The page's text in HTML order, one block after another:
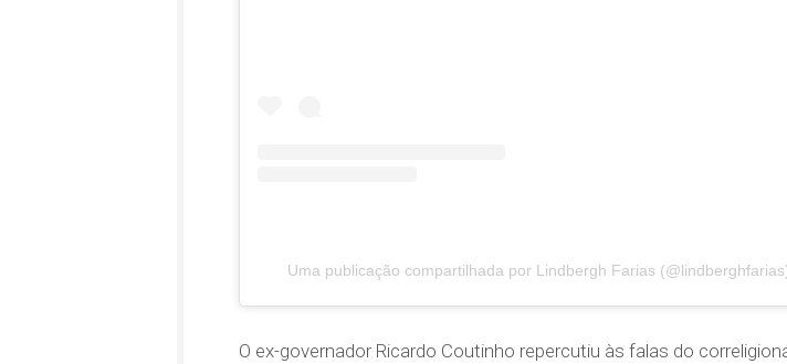
Uma publicação compartilhada por Lindbergh Farias
O ex-governador Ricardo Coutinho repercutiu às falas do